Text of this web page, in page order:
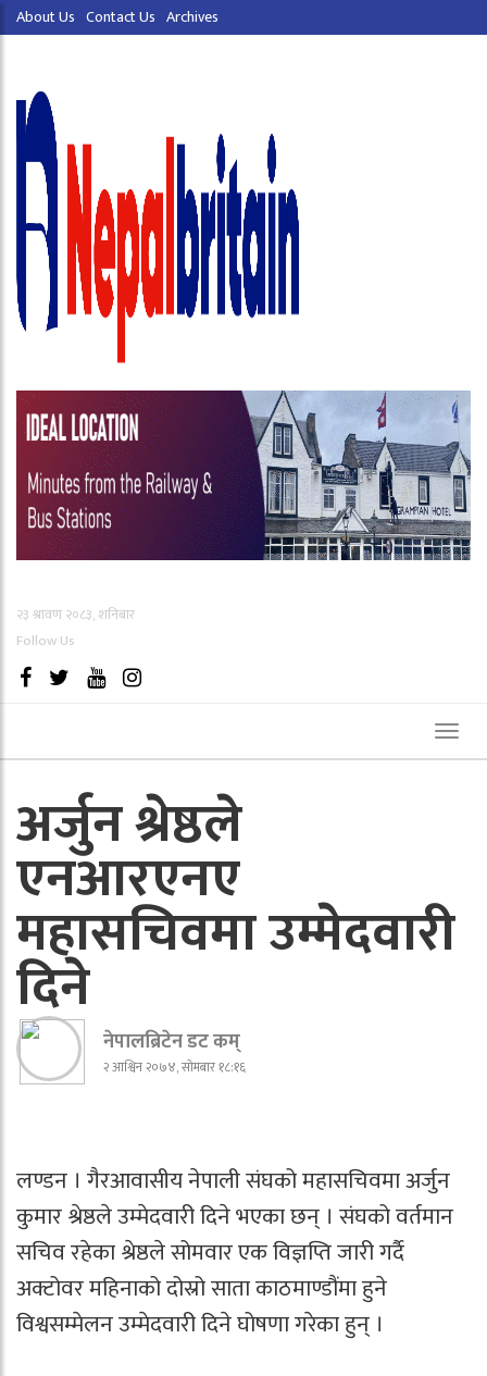
About Us Contact Us Archives
२३ श्रावण २०८३, शनिबार
Follow Us
अर्जुन श्रेष्ठले
एनआरएनए
महासचिवमा उम्मेदवारी
दिने
नेपालब्रिटेन डट कम्
२ आश्विन २०७४, सोमबार १८:१६
लण्डन । गैरआवासीय नेपाली संघको महासचिवमा अर्जुन
कुमार श्रेष्ठले उम्मेदवारी दिने भएका छन् । संघको वर्तमान
सचिव रहेका श्रेष्ठले सोमवार एक विज्ञप्ति जारी गर्दै
अक्टोवर महिनाको दोस्रो साता काठमाण्डौंमा हुने
विश्वसम्मेलन उम्मेदवारी दिने घोषणा गरेका हुन् ।